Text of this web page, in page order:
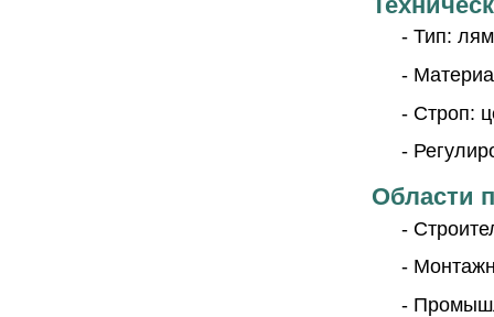
- Тип:
-
- Строп:
-
Области
-
-
-